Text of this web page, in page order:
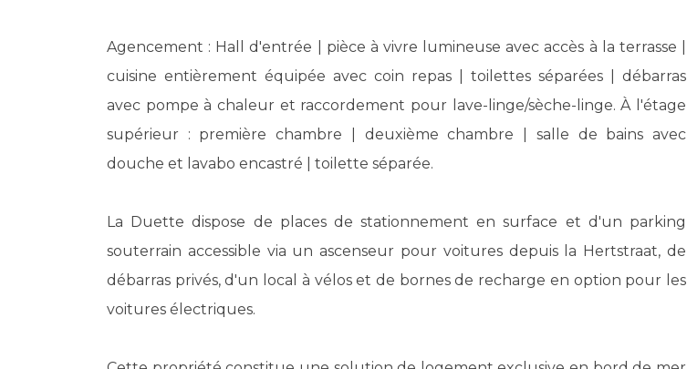
Agencement : Hall d'entrée | pièce à vivre lumineuse avec accès à la terrasse |
cuisine entièrement équipée avec coin repas | toilettes séparées | débarras
avec pompe à chaleur et raccordement pour lave-linge/sèche-linge. À l'étage
supérieur : première chambre | deuxième chambre | salle de bains avec
douche et lavabo encastré | toilette séparée.
La Duette dispose de places de stationnement en surface et d'un parking
souterrain accessible via un ascenseur pour voitures depuis la Hertstraat, de
débarras privés, d'un local à vélos et de bornes de recharge en option pour les
voitures électriques.